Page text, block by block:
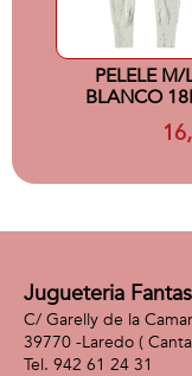
PELELE M/
BLANCO
Jugueteria
C/ Garelly de la
39770 -Laredo (
942 61 24 31